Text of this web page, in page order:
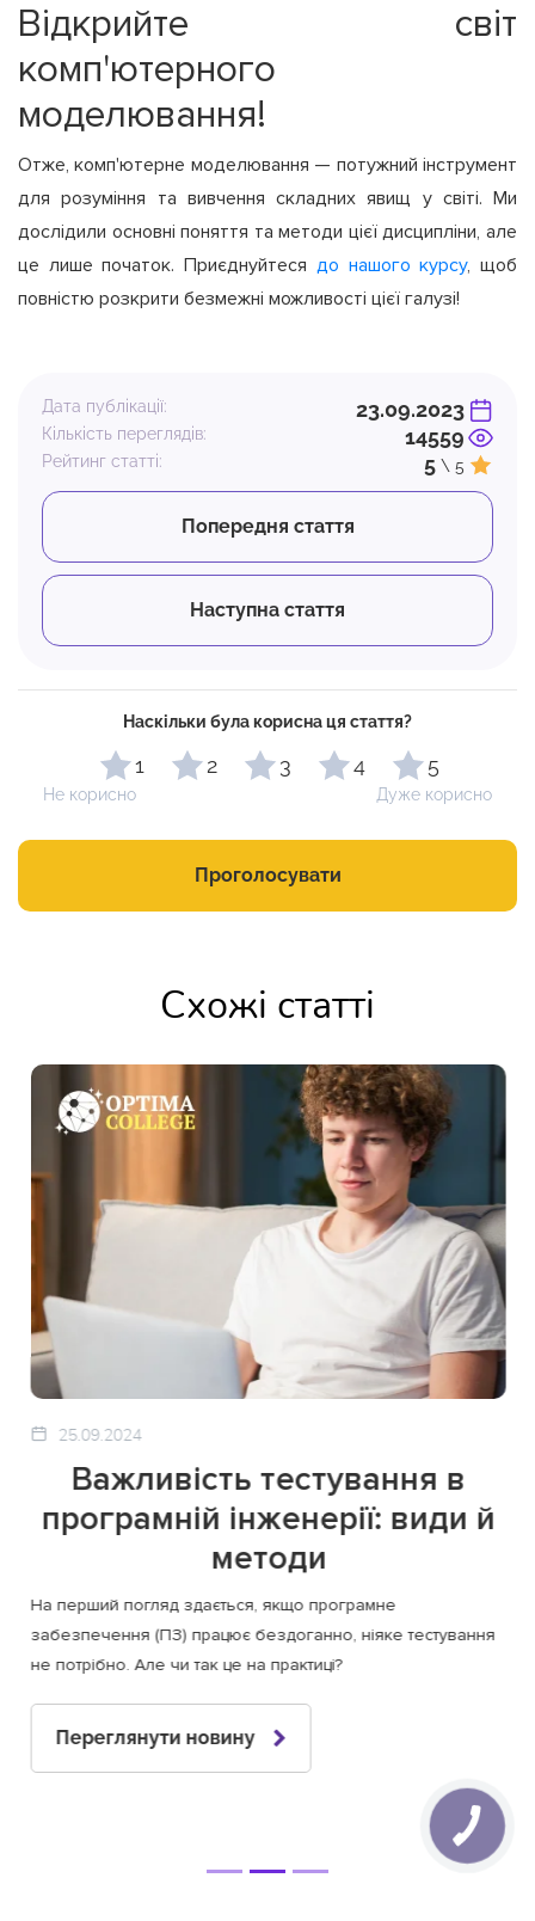
Відкрийте світ
комп'ютерного
моделювання!
Отже, комп'ютерне моделювання — потужний інструмент
для розуміння та вивчення складних явищ у світі. Ми
дослідили основні поняття та методи цієї дисципліни, але
це лише початок. Приєднуйтеся до нашого курсу, щоб
повністю розкрити безмежні можливості цієї галузі!
Дата публікації: 23.09.2023
Кількість переглядів: 14559
Рейтинг статті: 5 \ 5
Попередня стаття
Наступна стаття
Наскільки була корисна ця стаття?
1 2 3 4 5
Не корисно Дуже корисно
Проголосувати
Схожі статті
25.09.2024
Важливість тестування в
програмній інженерії: види й
методи
На перший погляд здається, якщо програмне
забезпечення (ПЗ) працює бездоганно, ніяке тестування
не потрібно. Але чи так це на практиці?
Переглянути новину